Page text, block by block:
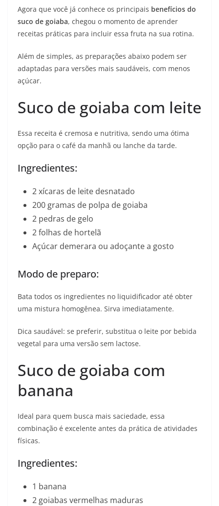
Agora que você já conhece os principais benefícios do
suco de goiaba, chegou o momento de aprender
receitas práticas para incluir essa fruta na sua rotina.
Além de simples, as preparações abaixo podem ser
adaptadas para versões mais saudáveis, com menos
açúcar.
Suco de goiaba com leite
Essa receita é cremosa e nutritiva, sendo uma ótima
opção para o café da manhã ou lanche da tarde.
Ingredientes:
2 xícaras de leite desnatado
200 gramas de polpa de goiaba
2 pedras de gelo
2 folhas de hortelã
Açúcar demerara ou adoçante a gosto
Modo de preparo:
Bata todos os ingredientes no liquidificador até obter
uma mistura homogênea. Sirva imediatamente.
Dica saudável: se preferir, substitua o leite por bebida
vegetal para uma versão sem lactose.
Suco de goiaba com
banana
Ideal para quem busca mais saciedade, essa
combinação é excelente antes da prática de atividades
físicas.
Ingredientes:
1 banana
2 goiabas vermelhas maduras